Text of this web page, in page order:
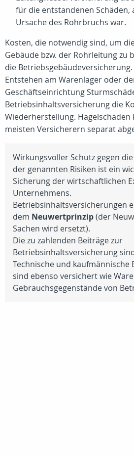
für die entstandenen Schäden,
Ursache des Rohrbruchs war.
Kosten, die notwendig sind, um
Gebäude bzw. der Rohrleitung zu
die Betriebsgebäudeversicherung.
Entstehen am Warenlager oder
Geschäftseinrichtung
Betriebsinhaltsversicherung die
Wiederherstellung. Hagelschäden
meisten Versicherern separat
Wirkungsvoller Schutz gegen
der genannten Risiken ist ein
Sicherung der wirtschaftlichen
Unternehmens.
Betriebsinhaltsversicherungen
dem Neuwertprinzip(der
Sachen wird ersetzt).
Die zu zahlenden Beiträge zur
Betriebsinhaltsversicherung
Technische und
sind ebenso versichert wie
Gebrauchsgegenstände von